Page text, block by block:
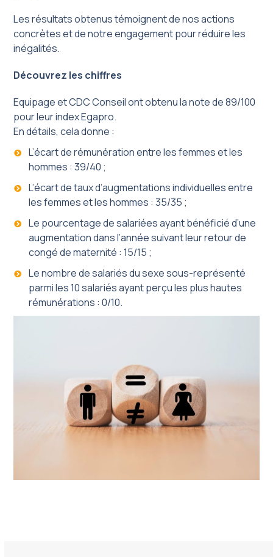
Les résultats obtenus témoignent de nos actions
concrètes et de notre engagement pour réduire les
inégalités.
Découvrez les chiffres
Equipage et CDC Conseil ont obtenu la note de 89/100
pour leur index Egapro.
En détails, cela donne :
L’écart de rémunération entre les femmes et les
hommes : 39/40 ;
L’écart de taux d’augmentations individuelles entre
les femmes et les hommes : 35/35 ;
Le pourcentage de salariées ayant bénéficié d’une
augmentation dans l’année suivant leur retour de
congé de maternité : 15/15 ;
Le nombre de salariés du sexe sous-représenté
parmi les 10 salariés ayant perçu les plus hautes
rémunérations : 0/10.